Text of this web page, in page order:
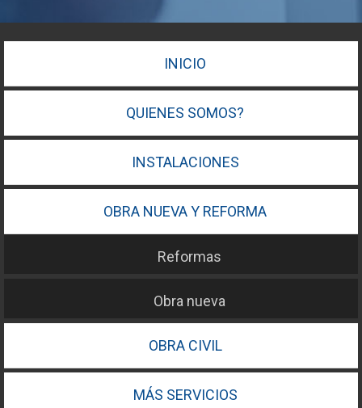
INICIO
QUIENES SOMOS?
INSTALACIONES
OBRA NUEVA Y REFORMA
Reformas
Obra nueva
OBRA CIVIL
MÁS SERVICIOS